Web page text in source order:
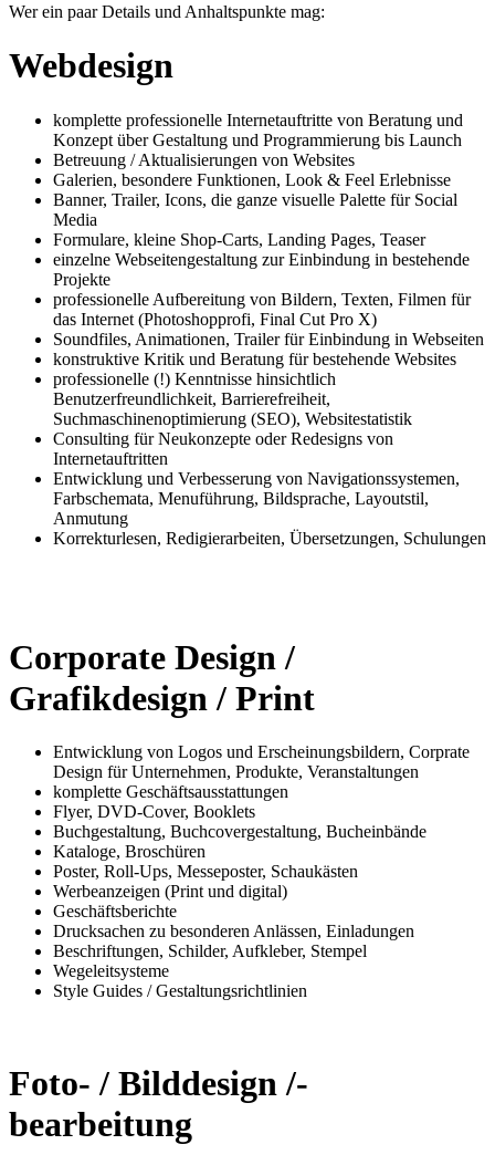
Wer ein paar Details und Anhaltspunkte mag:
Webdesign
komplette professionelle Internetauftritte von Beratung und
Konzept über Gestaltung und Programmierung bis Launch
Betreuung / Aktualisierungen von Websites
Galerien, besondere Funktionen, Look & Feel Erlebnisse
Banner, Trailer, Icons, die ganze visuelle Palette für Social
Media
Formulare, kleine Shop-Carts, Landing Pages, Teaser
einzelne Webseitengestaltung zur Einbindung in bestehende
Projekte
professionelle Aufbereitung von Bildern, Texten, Filmen für
das Internet (Photoshopprofi, Final Cut Pro X)
Soundfiles, Animationen, Trailer für Einbindung in Webseiten
konstruktive Kritik und Beratung für bestehende Websites
professionelle (!) Kenntnisse hinsichtlich
Benutzerfreundlichkeit, Barrierefreiheit,
Suchmaschinenoptimierung (SEO), Websitestatistik
Consulting für Neukonzepte oder Redesigns von
Internetauftritten
Entwicklung und Verbesserung von Navigationssystemen,
Farbschemata, Menuführung, Bildsprache, Layoutstil,
Anmutung
Korrekturlesen, Redigierarbeiten, Übersetzungen, Schulungen
Corporate Design /
Grafikdesign / Print
Entwicklung von Logos und Erscheinungsbildern, Corprate
Design für Unternehmen, Produkte, Veranstaltungen
komplette Geschäftsausstattungen
Flyer, DVD-Cover, Booklets
Buchgestaltung, Buchcovergestaltung, Bucheinbände
Kataloge, Broschüren
Poster, Roll-Ups, Messeposter, Schaukästen
Werbeanzeigen (Print und digital)
Geschäftsberichte
Drucksachen zu besonderen Anlässen, Einladungen
Beschriftungen, Schilder, Aufkleber, Stempel
Wegeleitsysteme
Style Guides / Gestaltungsrichtlinien
Foto- / Bilddesign /-
bearbeitung